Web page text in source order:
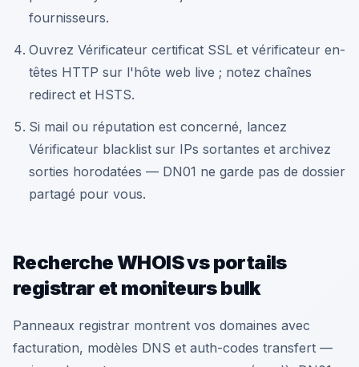
fournisseurs.
Ouvrez Vérificateur certificat SSL et vérificateur en-
têtes HTTP sur l'hôte web live ; notez chaînes
redirect et HSTS.
Si mail ou réputation est concerné, lancez
Vérificateur blacklist sur IPs sortantes et archivez
sorties horodatées — DN01 ne garde pas de dossier
partagé pour vous.
Recherche WHOIS vs portails
registrar et moniteurs bulk
Panneaux registrar montrent vos domaines avec
facturation, modèles DNS et auth-codes transfert —